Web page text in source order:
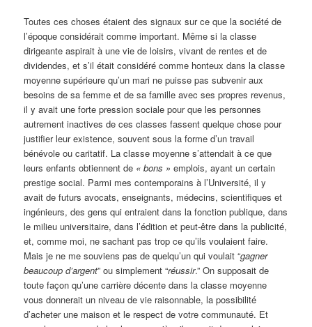
Toutes ces choses étaient des signaux sur ce que la société de
l’époque considérait comme important. Même si la classe
dirigeante aspirait à une vie de loisirs, vivant de rentes et de
dividendes, et s’il était considéré comme honteux dans la classe
moyenne supérieure qu’un mari ne puisse pas subvenir aux
besoins de sa femme et de sa famille avec ses propres revenus,
il y avait une forte pression sociale pour que les personnes
autrement inactives de ces classes fassent quelque chose pour
justifier leur existence, souvent sous la forme d’un travail
bénévole ou caritatif. La classe moyenne s’attendait à ce que
leurs enfants obtiennent de « bons » emplois, ayant un certain
prestige social. Parmi mes contemporains à l’Université, il y
avait de futurs avocats, enseignants, médecins, scientifiques et
ingénieurs, des gens qui entraient dans la fonction publique, dans
le milieu universitaire, dans l’édition et peut-être dans la publicité,
et, comme moi, ne sachant pas trop ce qu’ils voulaient faire.
Mais je ne me souviens pas de quelqu’un qui voulait “gagner
beaucoup d’argent” ou simplement “réussir.” On supposait de
toute façon qu’une carrière décente dans la classe moyenne
vous donnerait un niveau de vie raisonnable, la possibilité
d’acheter une maison et le respect de votre communauté. Et